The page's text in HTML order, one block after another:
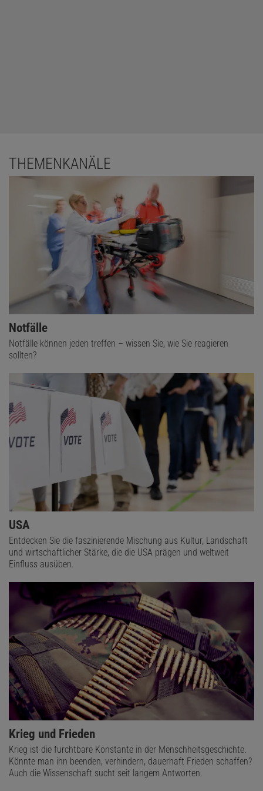
THEMENKANÄLE
Notfälle
Notfälle können jeden treffen – wissen Sie, wie Sie reagieren
sollten?
USA
Entdecken Sie die faszinierende Mischung aus Kultur, Landschaft
und wirtschaftlicher Stärke, die die USA prägen und weltweit
Einfluss ausüben.
Krieg und Frieden
Krieg ist die furchtbare Konstante in der Menschheitsgeschichte.
Könnte man ihn beenden, verhindern, dauerhaft Frieden schaffen?
Auch die Wissenschaft sucht seit langem Antworten.